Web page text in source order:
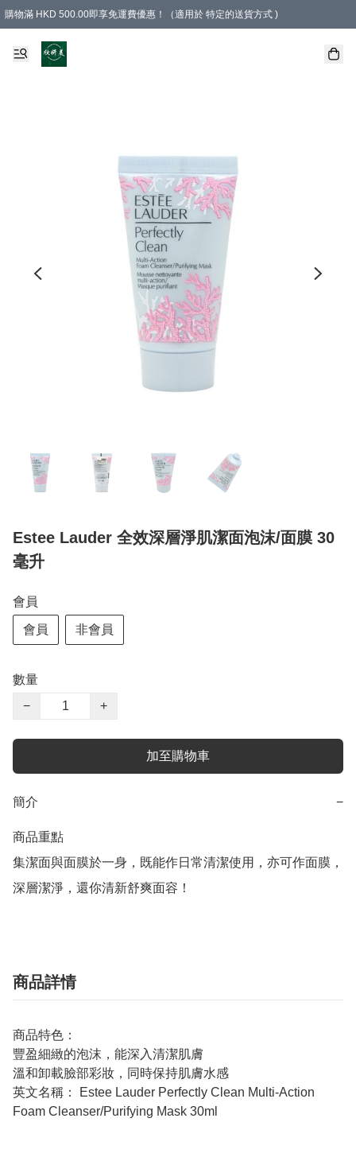
購物滿 HKD 500.00即享免運費優惠！（適用於 特定的送貨方式 )
Estee Lauder 全效深層淨肌潔面泡沫/面膜 30
毫升
會員
會員 非會員
數量
−
+
加至購物車
簡介 −
商品重點
集潔面與面膜於一身，既能作日常清潔使用，亦可作面膜，
深層潔淨，還你清新舒爽面容！
商品詳情
商品特色：
豐盈細緻的泡沫，能深入清潔肌膚
溫和卸載臉部彩妝，同時保持肌膚水感
英文名稱： Estee Lauder Perfectly Clean Multi-Action
Foam Cleanser/Purifying Mask 30ml